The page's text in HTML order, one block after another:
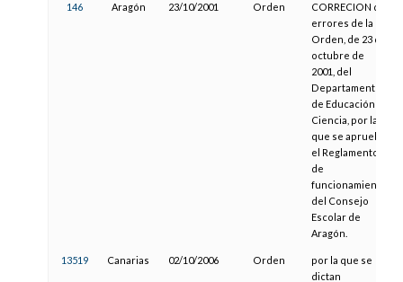
146 Aragón 23/10/2001 Orden
CORRECION de
errores de la
Orden, de 23 de
octubre de
2001, del
Departamento
de Educación y
Ciencia, por la
que se aprueba
el Reglamento
de
funcionamiento
del Consejo
Escolar de
Aragón.
13519 Canarias 02/10/2006 Orden
por la que se
dictan